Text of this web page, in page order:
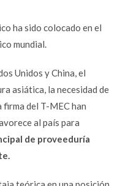
ha sido colocado en el
mundial.
Unidos y China, el
asiática, la necesidad de
del T-MEC han
al país para
de proveeduría